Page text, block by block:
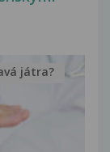
játra?